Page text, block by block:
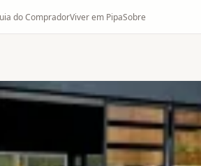
do CompradorViver em PipaSobre